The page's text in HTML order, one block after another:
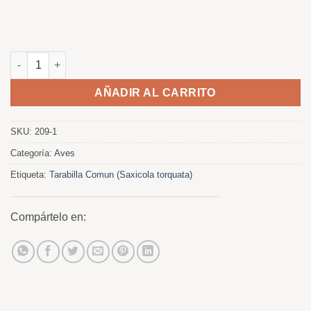
Tarabilla Comun. Cuadro al oleo cantidad
AÑADIR AL CARRITO
SKU: 209-1
Categoría: Aves
Etiqueta: Tarabilla Comun (Saxicola torquata)
Compártelo en: